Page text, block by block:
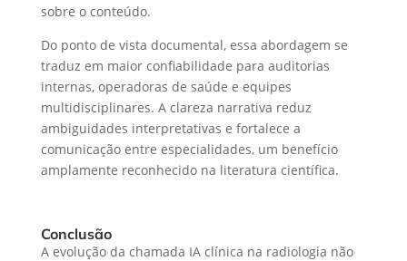
sobre o conteúdo.
Do ponto de vista documental, essa abordagem se
traduz em maior confiabilidade para auditorias
internas, operadoras de saúde e equipes
multidisciplinares. A clareza narrativa reduz
ambiguidades interpretativas e fortalece a
comunicação entre especialidades, um benefício
amplamente reconhecido na literatura científica.
Conclusão
A evolução da chamada IA clínica na radiologia não